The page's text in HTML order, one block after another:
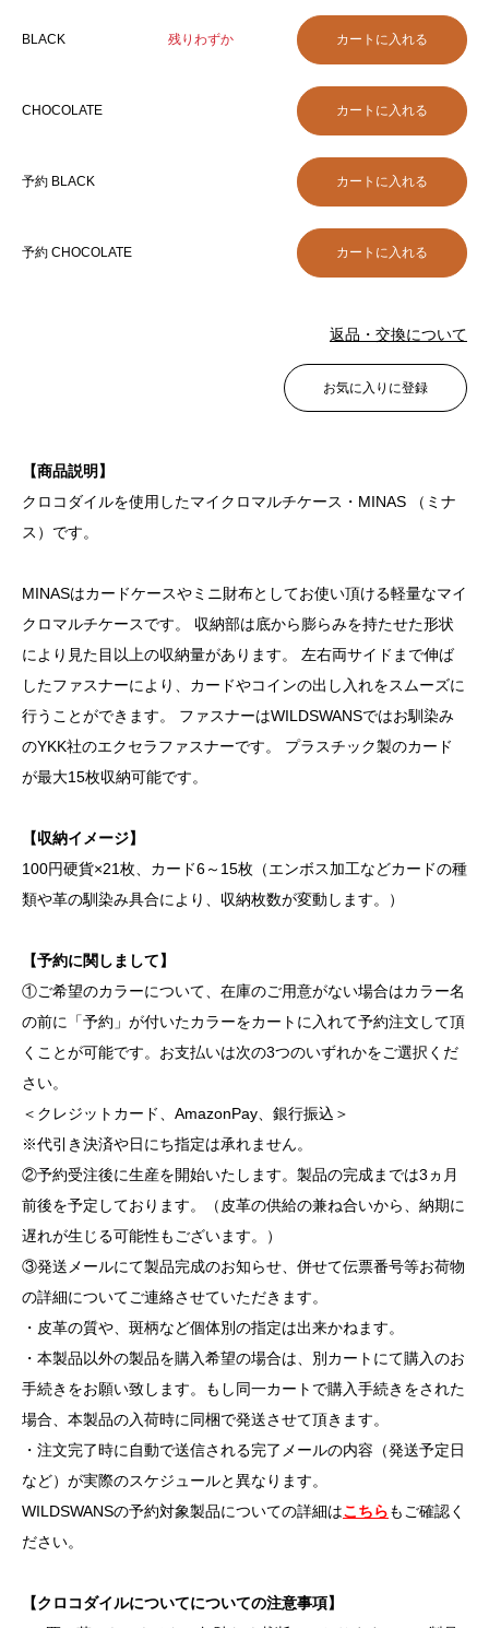
BLACK 残りわずか
CHOCOLATE
予約 BLACK
予約 CHOCOLATE
返品・交換について
お気に入りに登録
【商品説明】
クロコダイルを使用したマイクロマルチケース・MINAS （ミナ
ス）です。
MINASはカードケースやミニ財布としてお使い頂ける軽量なマイ
クロマルチケースです。 収納部は底から膨らみを持たせた形状
により見た目以上の収納量があります。 左右両サイドまで伸ば
したファスナーにより、カードやコインの出し入れをスムーズに
行うことができます。 ファスナーはWILDSWANSではお馴染み
のYKK社のエクセラファスナーです。 プラスチック製のカード
が最大15枚収納可能です。
【収納イメージ】
100円硬貨×21枚、カード6～15枚（エンボス加工などカードの種
類や革の馴染み具合により、収納枚数が変動します。）
【予約に関しまして】
①ご希望のカラーについて、在庫のご用意がない場合はカラー名
の前に「予約」が付いたカラーをカートに入れて予約注文して頂
くことが可能です。お支払いは次の3つのいずれかをご選択くだ
さい。
＜クレジットカード、AmazonPay、銀行振込＞
※代引き決済や日にち指定は承れません。
②予約受注後に生産を開始いたします。製品の完成までは3ヵ月
前後を予定しております。（皮革の供給の兼ね合いから、納期に
遅れが生じる可能性もございます。）
③発送メールにて製品完成のお知らせ、併せて伝票番号等お荷物
の詳細についてご連絡させていただきます。
・皮革の質や、斑柄など個体別の指定は出来かねます。
・本製品以外の製品を購入希望の場合は、別カートにて購入のお
手続きをお願い致します。もし同一カートで購入手続きをされた
場合、本製品の入荷時に同梱で発送させて頂きます。
・注文完了時に自動で送信される完了メールの内容（発送予定日
など）が実際のスケジュールと異なります。
WILDSWANSの予約対象製品についての詳細はこちらもご確認く
ださい。
【クロコダイルについてについての注意事項】